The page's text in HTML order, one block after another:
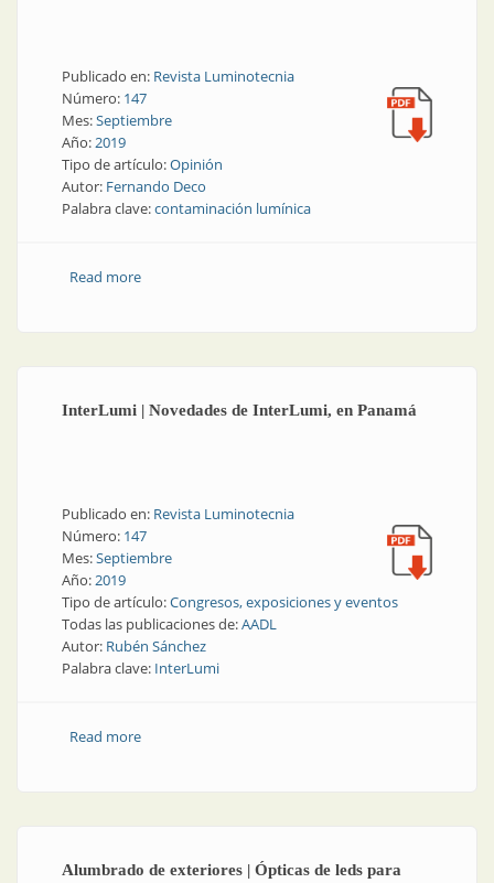
Publicado en: Revista Luminotecnia
Número: 147
Mes:Septiembre
Año:2019
Tipo de artículo:Opinión
Autor: Fernando Deco
Palabra clave:contaminación lumínica
Read moreabout Contaminación lumínica | Hablemos de
InterLumi | Novedades de InterLumi, en Panamá
Publicado en: Revista Luminotecnia
Número: 147
Mes:Septiembre
Año:2019
Tipo de artículo:Congresos, exposiciones y eventos
Todas las publicaciones de:AADL
Autor: Rubén Sánchez
Palabra clave: InterLumi
Read moreabout InterLumi | Novedades de InterLumi, en
Alumbrado de exteriores | Ópticas de leds para